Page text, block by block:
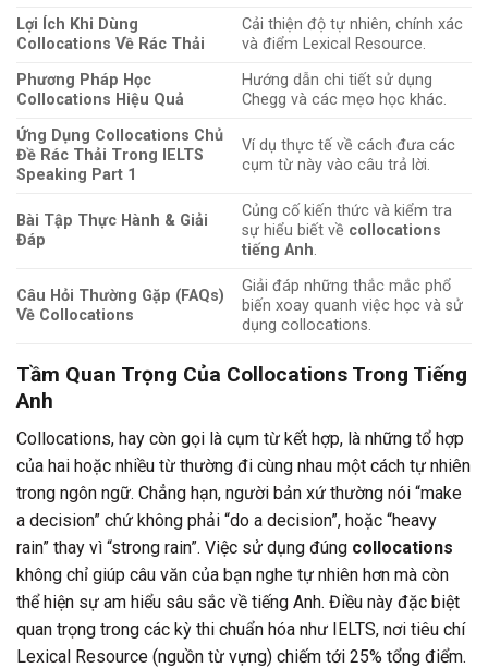
Lợi Ích Khi Dùng
Collocations Về Rác Thải
Cải thiện độ tự nhiên, chính xác
và điểm Lexical Resource.
Phương Pháp Học
Collocations Hiệu Quả
Hướng dẫn chi tiết sử dụng
Chegg và các mẹo học khác.
Ứng Dụng Collocations Chủ
Đề Rác Thải Trong IELTS
Speaking Part 1
Ví dụ thực tế về cách đưa các
cụm từ này vào câu trả lời.
Bài Tập Thực Hành & Giải
Đáp
Củng cố kiến thức và kiểm tra
sự hiểu biết về collocations
tiếng Anh.
Câu Hỏi Thường Gặp (FAQs)
Về Collocations
Giải đáp những thắc mắc phổ
biến xoay quanh việc học và sử
dụng collocations.
Tầm Quan Trọng Của Collocations Trong Tiếng
Anh
Collocations, hay còn gọi là cụm từ kết hợp, là những tổ hợp
của hai hoặc nhiều từ thường đi cùng nhau một cách tự nhiên
trong ngôn ngữ. Chẳng hạn, người bản xứ thường nói “make
a decision” chứ không phải “do a decision”, hoặc “heavy
rain” thay vì “strong rain”. Việc sử dụng đúng collocations
không chỉ giúp câu văn của bạn nghe tự nhiên hơn mà còn
thể hiện sự am hiểu sâu sắc về tiếng Anh. Điều này đặc biệt
quan trọng trong các kỳ thi chuẩn hóa như IELTS, nơi tiêu chí
Lexical Resource (nguồn từ vựng) chiếm tới 25% tổng điểm.